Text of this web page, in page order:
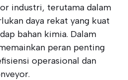
industri, terutama dalam
daya rekat yang kuat
bahan kimia. Dalam
peran penting
operasional dan